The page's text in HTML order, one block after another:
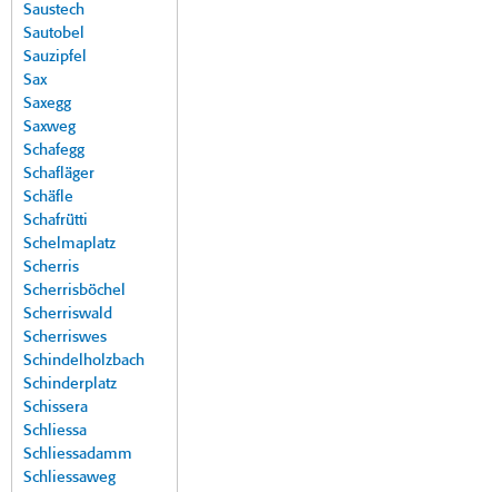
Saustech
Sautobel
Sauzipfel
Sax
Saxegg
Saxweg
Schafegg
Schafläger
Schäfle
Schafrütti
Schelmaplatz
Scherris
Scherrisböchel
Scherriswald
Scherriswes
Schindelholzbach
Schinderplatz
Schissera
Schliessa
Schliessadamm
Schliessaweg